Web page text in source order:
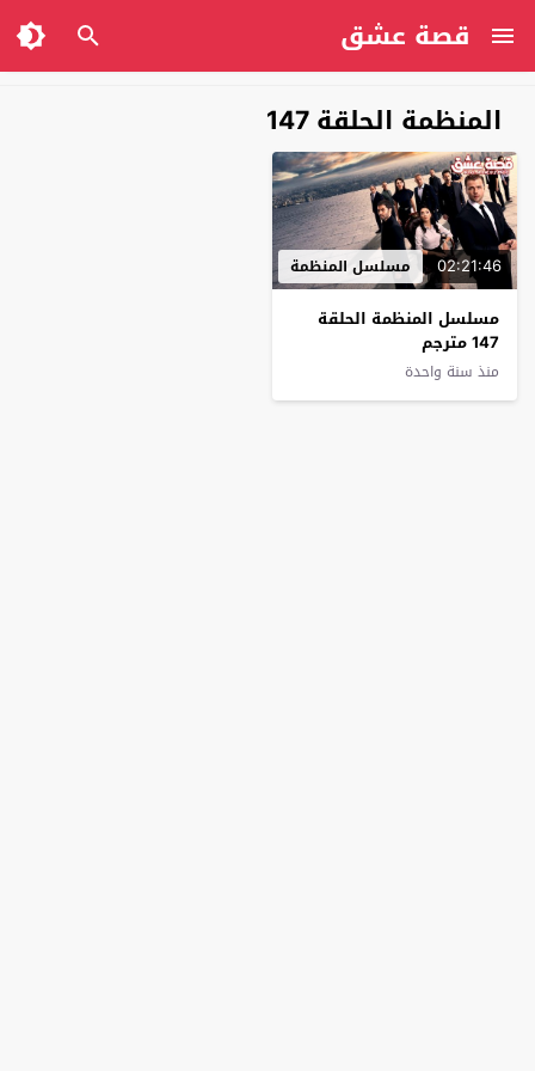
قصة عشق
المنظمة الحلقة 147
02:21:46 مسلسل المنظمة
مسلسل المنظمة الحلقة
147 مترجم
منذ سنة واحدة